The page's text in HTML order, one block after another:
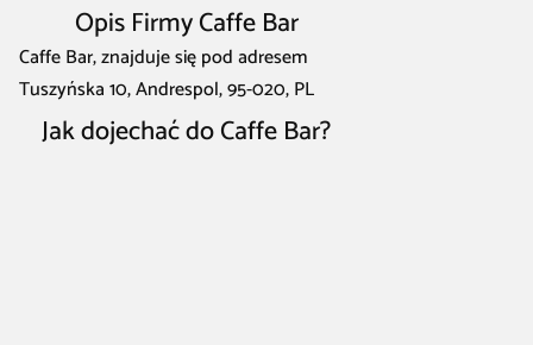
Opis Firmy Caffe Bar
Caffe Bar, znajduje się pod adresem
Tuszyńska 10, Andrespol, 95-020, PL
Jak dojechać do Caffe Bar?